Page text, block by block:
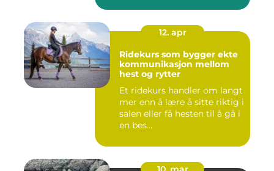
12. apr
Ridekurs som bygger ekte
kommunikasjon mellom
hest og rytter
Et ridekurs handler om langt
mer enn å lære å sitte riktig i
salen eller få hesten til å gå i
en bes...